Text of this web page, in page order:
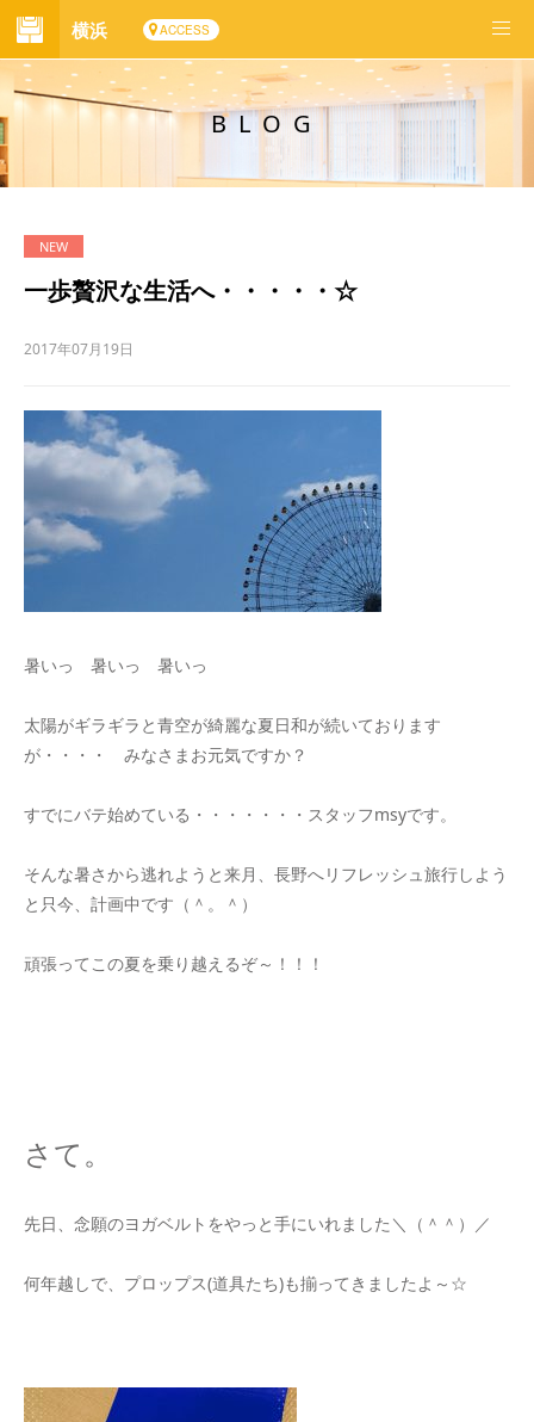
横浜 ACCESS
BLOG
一歩贅沢な生活へ・・・・・☆
2017年07月19日
暑いっ 暑いっ 暑いっ
太陽がギラギラと青空が綺麗な夏日和が続いております
が・・・・ みなさまお元気ですか？
すでにバテ始めている・・・・・・・スタッフmsyです。
そんな暑さから逃れようと来月、長野へリフレッシュ旅行しよう
と只今、計画中です（＾。＾）
頑張ってこの夏を乗り越えるぞ～！！！
さて。
先日、念願のヨガベルトをやっと手にいれました＼（＾＾）／
何年越しで、プロップス(道具たち)も揃ってきましたよ～☆